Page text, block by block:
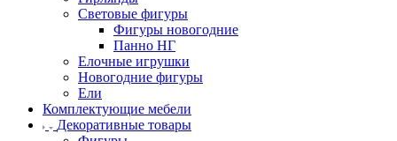
Световые фигуры
Фигуры новогодние
Панно НГ
Елочные игрушки
Новогодние фигуры
Ели
Комплектующие мебели
Декоративные товары